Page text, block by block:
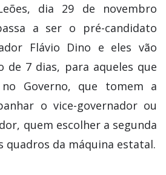
dia 29 de novembro
a ser o pré-candidato
Flávio Dino e eles vão
de 7 dias, para aqueles que
Governo, que tomem a
o vice-governador ou
quem escolher a segunda
quadros da máquina estatal.